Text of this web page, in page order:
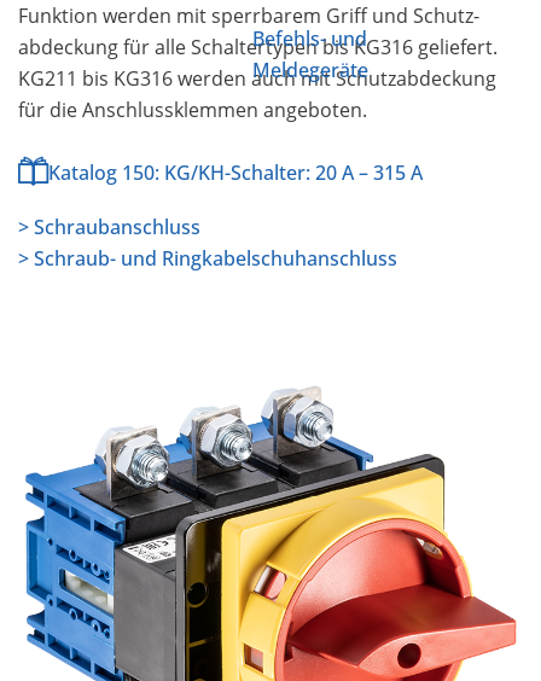
Befehls- und
Meldegeräte
Funktion werden mit sperrbarem Griff und Schutz­
abdeckung für alle Schaltertypen bis KG316 geliefert.
KG211 bis KG316 werden auch mit Schutz­abdeckung
für die Anschlussklemmen angeboten.
Katalog 150: KG/KH-Schalter: 20 A – 315 A
> Schraubanschluss
> Schraub- und Ringkabelschuhanschluss